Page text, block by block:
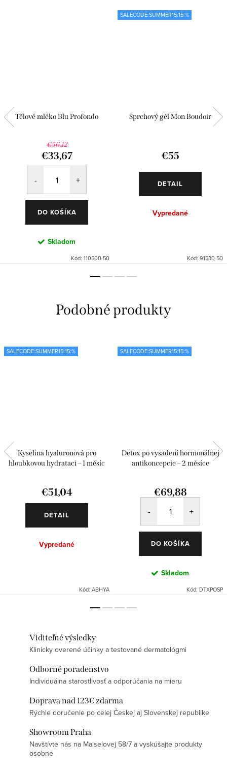
Tělové mléko Blu Profondo
€56,12
€33,67
DO KOŠÍKA
Skladom
Kód: 110500-50
SALECODE:SUMMER15:15:%
Sprchový gél Mon Boudoir
€55
DETAIL
Vypredané
Kód: 91530-50
SALECODE:SUMMER15:15:%
Kyselina hyaluronová pro
hloubkovou hydrataci – 1 měsíc
€51,04
DETAIL
Vypredané
Kód: ABHYA
SALECODE:SUMMER15:15:%
Detox po vysadení hormonálnej
antikoncepcie – 2 měsíce
€69,88
DO KOŠÍKA
Skladom
Kód: DTXPOSP
Viditeľné výsledky
Klinicky overené účinky a testované dermatológmi
Odborné poradenstvo
Individuálna starostlivosť a odporúčania na mieru
Doprava nad 123€ zdarma
Rýchle doručenie po celej Českej aj Slovenskej republike
Showroom Praha
Navštívte nás na Maiselovej 58/7 a vyskúšajte produkty
osobne